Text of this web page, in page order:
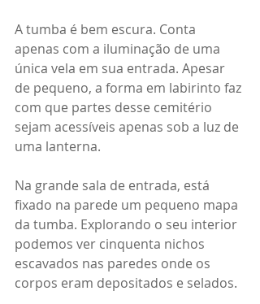
A tumba é bem escura. Conta
apenas com a iluminação de uma
única vela em sua entrada. Apesar
de pequeno, a forma em labirinto faz
com que partes desse cemitério
sejam acessíveis apenas sob a luz de
uma lanterna.
Na grande sala de entrada, está
fixado na parede um pequeno mapa
da tumba. Explorando o seu interior
podemos ver cinquenta nichos
escavados nas paredes onde os
corpos eram depositados e selados.